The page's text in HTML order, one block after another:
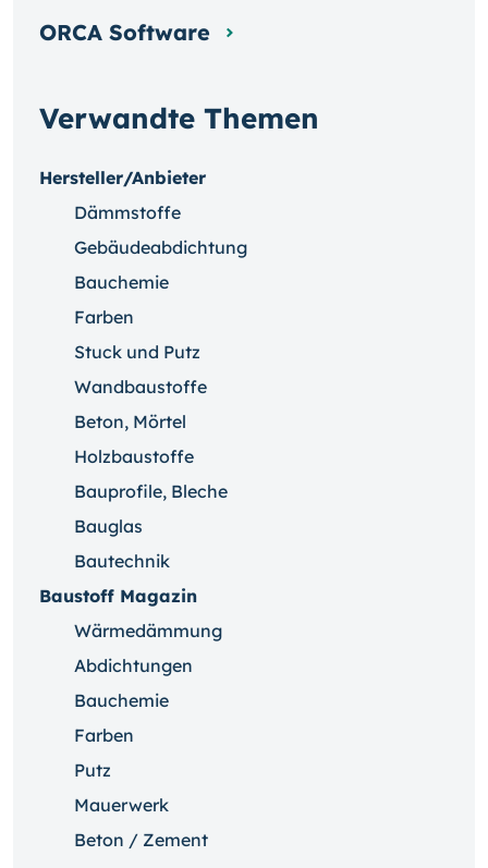
Verwandte Themen
Hersteller/Anbieter
Dämmstoffe
Gebäudeabdichtung
Bauchemie
Farben
Stuck und Putz
Wandbaustoffe
Beton, Mörtel
Holzbaustoffe
Bauprofile, Bleche
Bauglas
Bautechnik
Baustoff Magazin
Wärmedämmung
Abdichtungen
Bauchemie
Farben
Putz
Mauerwerk
Beton / Zement
ORCA Software